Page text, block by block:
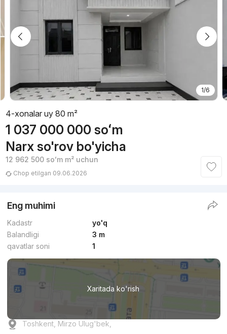
1/6
4-xonalar uy 80 m²
1 037 000 000 soʻm
Narx so'rov bo'yicha
12 962 500 soʻmm² uchun
Chop etilgan 09.06.2026
Eng muhimi
Kadastr
yo'q
Balandligi
3 m
qavatlar soni
1
Xaritada ko'rish
Toshkent, Mirzo Ulug'bek,